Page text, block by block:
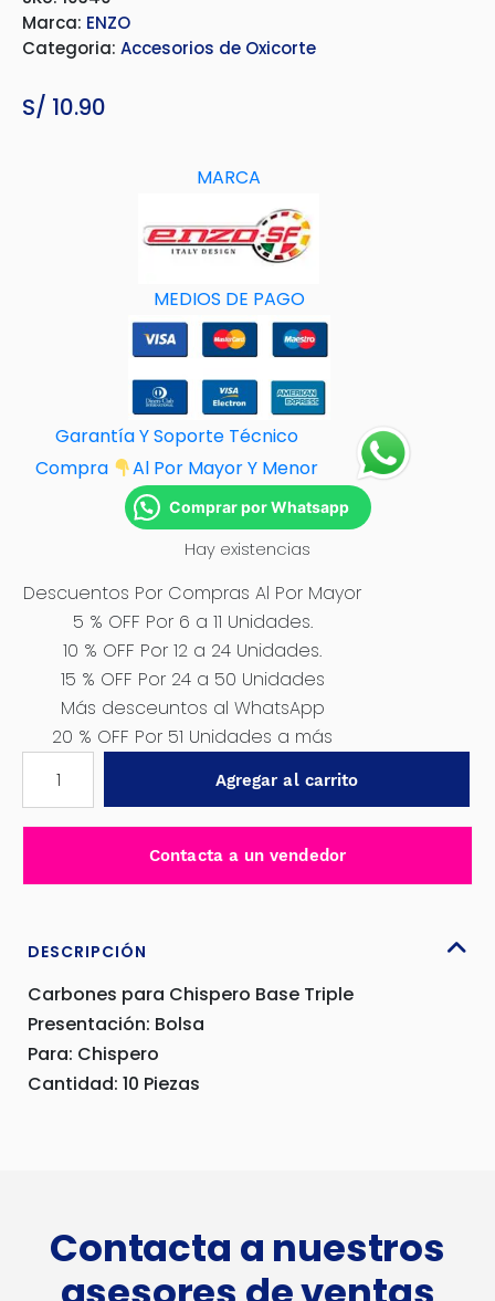
Marca: ENZO
Categoria: Accesorios de Oxicorte
S/ 10.90
MARCA
MEDIOS DE PAGO
Garantía Y Soporte Técnico
Compra
Al Por Mayor Y Menor
Comprar por Whatsapp
Hay existencias
Descuentos Por Compras Al Por Mayor
5 % OFF Por 6 a 11 Unidades.
10 % OFF Por 12 a 24 Unidades.
15 % OFF Por 24 a 50 Unidades
Más desceuntos al WhatsApp
20 % OFF Por 51 Unidades a más
PARA
CHISPERO
02
Agregar al carrito
Contacta a un vendedor
DESCRIPCIÓN
Carbones para Chispero Base Triple
Presentación: Bolsa
Para: Chispero
Cantidad: 10 Piezas
Contacta a nuestros